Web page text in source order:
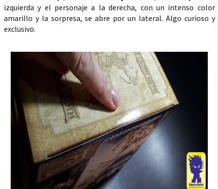
izquierda y el personaje a la derecha, con un intenso color
amarillo y la sorpresa, se abre por un lateral. Algo curioso y
exclusivo.